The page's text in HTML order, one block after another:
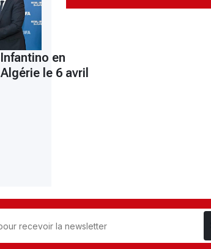
Infantino en
Algérie le 6 avril